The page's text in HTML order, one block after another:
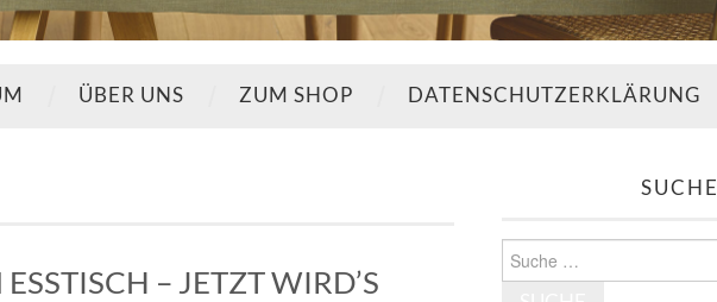
ÜBER UNS ZUM SHOP DATENSCHUTZERKLÄRUNG
– JETZT WIRD’S
SUCHE
Suche
nach: